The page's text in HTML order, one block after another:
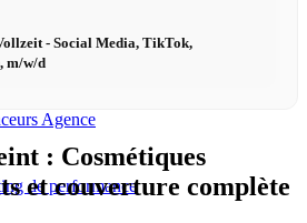
x CM
Agence
de performance
- Social Media, TikTok,
m/w/d
: Cosmétiques
et couverture complète